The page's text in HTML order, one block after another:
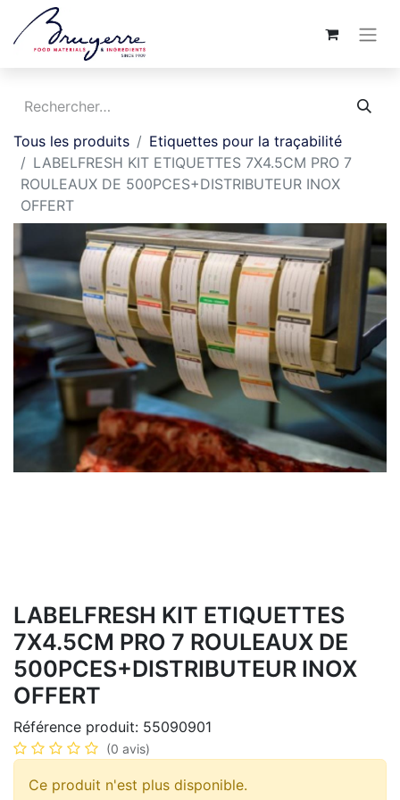
Tous les produits
Etiquettes pour la traçabilité
LABELFRESH KIT ETIQUETTES 7X4.5CM PRO 7
ROULEAUX DE 500PCES+DISTRIBUTEUR INOX
OFFERT
LABELFRESH KIT ETIQUETTES
7X4.5CM PRO 7 ROULEAUX DE
500PCES+DISTRIBUTEUR INOX
OFFERT
Référence produit: 55090901
(0 avis)
Ce produit n'est plus disponible.